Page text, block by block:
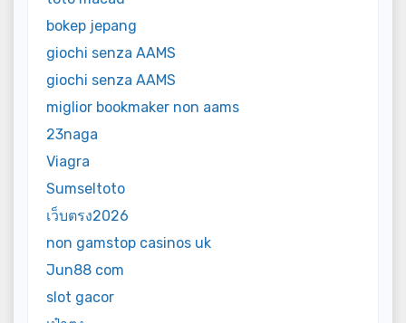
bokep jepang
giochi senza AAMS
giochi senza AAMS
miglior bookmaker non aams
23naga
Viagra
Sumseltoto
เว็บตรง2026
non gamstop casinos uk
Jun88 com
slot gacor